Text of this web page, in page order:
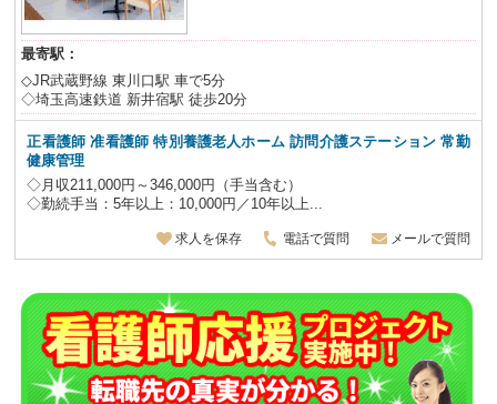
最寄駅：
◇JR武蔵野線 東川口駅 車で5分
◇埼玉高速鉄道 新井宿駅 徒歩20分
正看護師 准看護師 特別養護老人ホーム 訪問介護ステーション常勤
健康管理
◇月収211,000円～346,000円（手当含む）
◇勤続手当：5年以上：10,000円／10年以上...
求人を保存 電話で質問 メールで質問